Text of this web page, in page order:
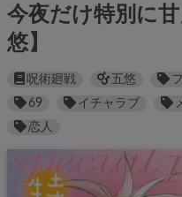
今夜だけ特別に
悠】
呪術廻戦 五悠
69
イチャラブ
恋人